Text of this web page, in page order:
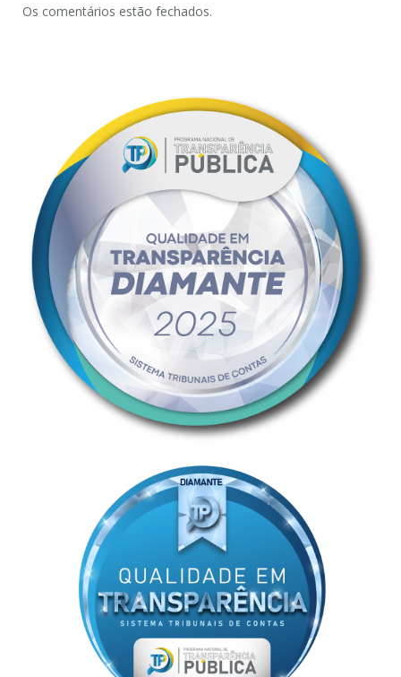
Os comentários estão fechados.